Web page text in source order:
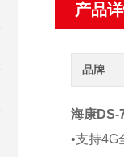
产品
品牌
海康DS-
•支持4G